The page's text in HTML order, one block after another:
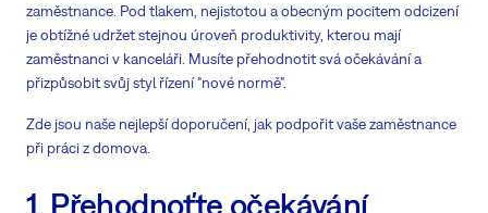
zaměstnance. Pod tlakem, nejistotou a obecným pocitem odcizení
je obtížné udržet stejnou úroveň produktivity, kterou mají
zaměstnanci v kanceláři. Musíte přehodnotit svá očekávání a
přizpůsobit svůj styl řízení "nové normě".
Zde jsou naše nejlepší doporučení, jak podpořit vaše zaměstnance
při práci z domova.
1. Přehodnoťte očekávání